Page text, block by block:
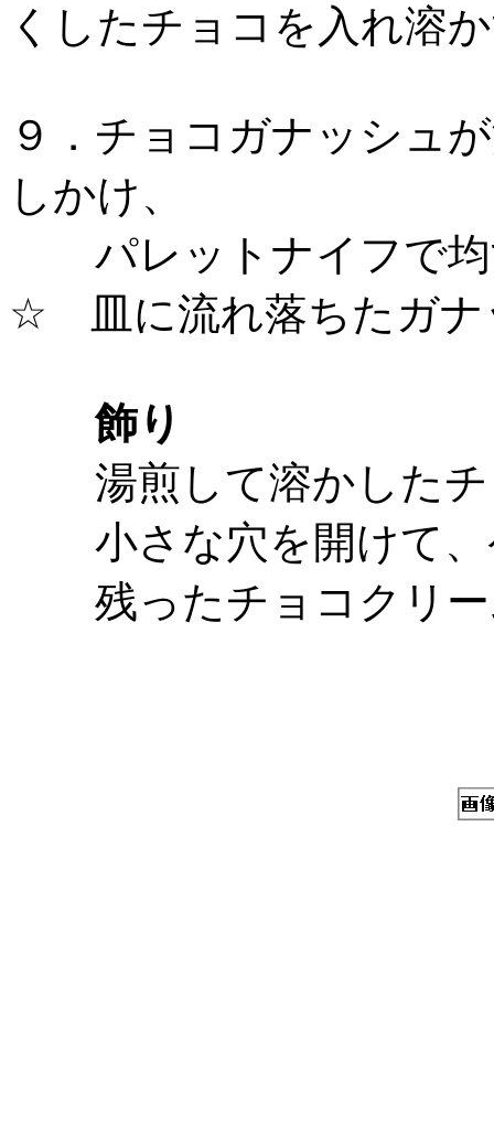
くしたチョコを入れ溶
９．チョコガナッシュ
しかけ、
パレットナイフで均
☆ 皿に流れ落ちたガナ
飾り
湯煎して溶かしたチ
小さな穴を開けて、
残ったチョコクリー